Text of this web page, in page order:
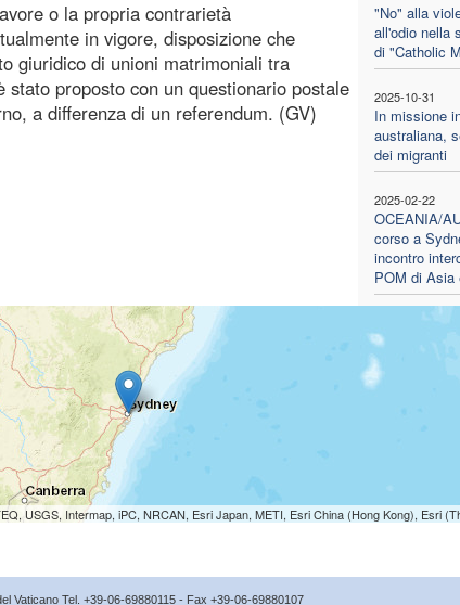
"No" alla
all'odio nella
di "Catholic
2025-10-31
In missione
australiana,
dei migranti
2025-02-22
OCEANIA/
corso a
incontro
POM di Asia
o la propria contrarietà
in vigore, disposizione che
giuridico di unioni matrimoniali tra
proposto con un questionario postale
a differenza di un referendum. (GV)
USGS, Intermap, iPC, NRCAN, Esri Japan, METI, Esri China (Hong Kong), Esri
Vaticano Tel. +39-06-69880115 - Fax +39-06-69880107